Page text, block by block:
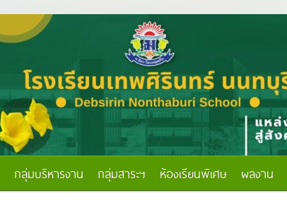
กลุ่มบริหารงาน กลุ่มสาระฯ ห้องเรียนพิเศษ ผลงาน